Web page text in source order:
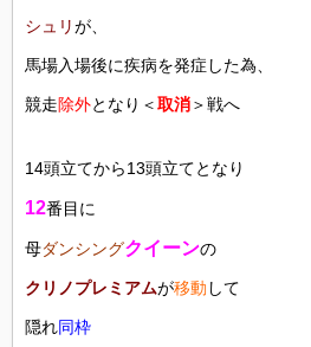
シュリが、
馬場入場後に疾病を発症した為、
競走除外となり＜取消＞戦へ
14頭立てから13頭立てとなり
12番目に
母ダンシングクイーンの
クリノプレミアムが移動 して
隠れ同枠